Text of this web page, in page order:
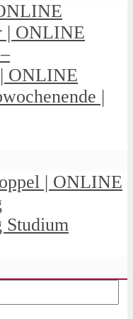
| ONLINE
ONLINE
|
| ONLINE
Studium